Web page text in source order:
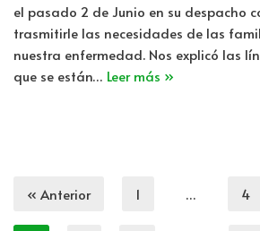
el pasado 2 de Junio en su despacho
trasmitirle las necesidades de las
nuestra enfermedad. Nos explicó las
que se están… Leer más »
« Anterior 1 … 4